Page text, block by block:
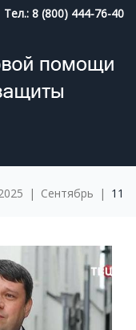
Тел.: 8 (800) 444-76-40
| Сентябрь | 11